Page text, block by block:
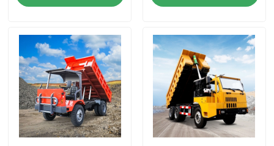
xe ben ngầm
Xe tải khai thác ngầm
Xe tải khớp nối ngầm